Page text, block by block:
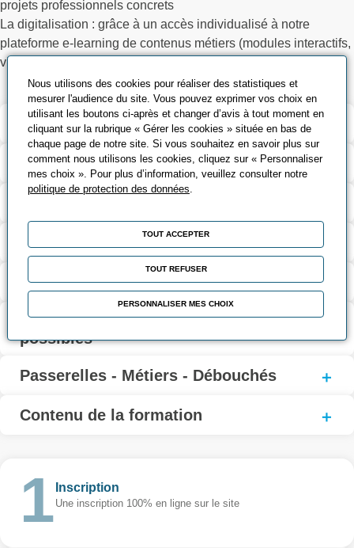
projets professionnels concrets
La digitalisation : grâce à un accès individualisé à notre
plateforme e-learning de contenus métiers (modules interactifs,
vidéos, supports, quiz), transverses ou complémentaires
Modalités de la formation
Outils pédagogiques
Coût et financement
Taux de réussite à l’examen
Suite de parcours et passerelles
possibles
Passerelles - Métiers - Débouchés
Contenu de la formation
Inscription
Une inscription 100% en ligne sur le site
Nous utilisons des cookies pour réaliser des statistiques et
mesurer l'audience du site. Vous pouvez exprimer vos choix en
utilisant les boutons ci-après et changer d’avis à tout moment en
cliquant sur la rubrique « Gérer les cookies » située en bas de
chaque page de notre site. Si vous souhaitez en savoir plus sur
comment nous utilisons les cookies, cliquez sur « Personnaliser
mes choix ». Pour plus d’information, veuillez consulter notre
politique de protection des données
TOUT ACCEPTER
TOUT REFUSER
PERSONNALISER MES CHOIX